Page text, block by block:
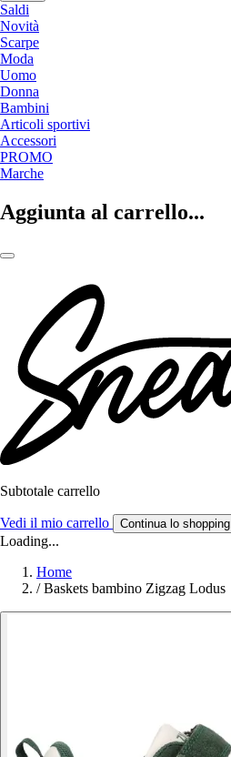
Saldi
Novità
Scarpe
Moda
Uomo
Donna
Bambini
Articoli sportivi
Accessori
PROMO
Marche
Aggiunta al carrello...
Subtotale carrello
Vedi il mio carrello Continua lo shopping
Loading...
Home
/ Baskets bambino Zigzag Lodus